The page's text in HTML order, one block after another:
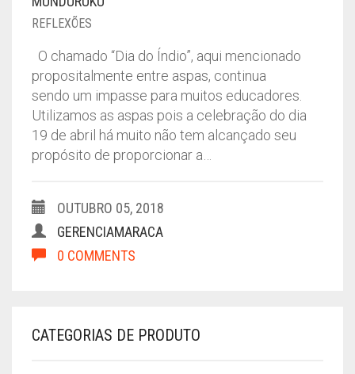
REFLEXÕES
O chamado “Dia do Índio”, aqui mencionado
propositalmente entre aspas, continua
sendo um impasse para muitos educadores.
Utilizamos as aspas pois a celebração do dia
19 de abril há muito não tem alcançado seu
propósito de proporcionar a…
OUTUBRO 05, 2018
GERENCIAMARACA
0 COMMENTS
CATEGORIAS DE PRODUTO